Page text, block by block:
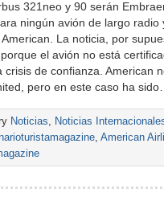
321neo y 90 serán
ningún avión de largo
American. La noticia, por
el avión no está
crisis de confianza. American
pero en este caso ha
Noticias, Noticias
, American